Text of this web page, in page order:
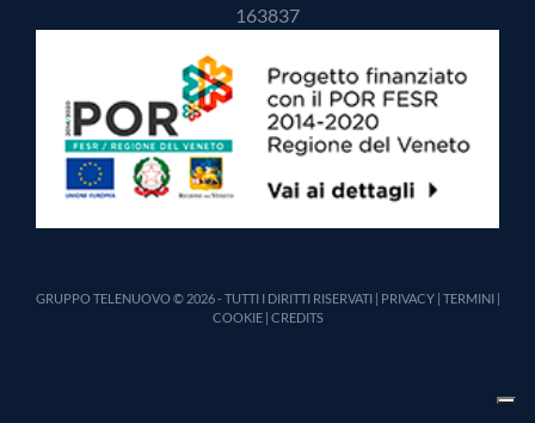
163837
GRUPPO TELENUOVO © 2026 - TUTTI I DIRITTI RISERVATI | PRIVACY| TERMINI|
COOKIE| CREDITS